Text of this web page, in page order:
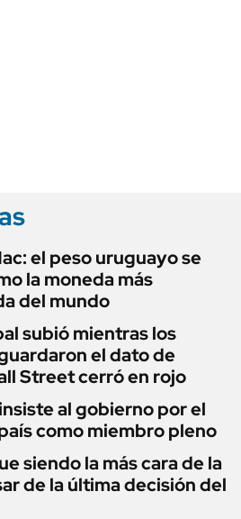
el peso uruguayo se
la moneda más
del mundo
subió mientras los
el dato de
Street cerró en rojo
al gobierno por el
como miembro pleno
siendo la más cara de la
de la última decisión del